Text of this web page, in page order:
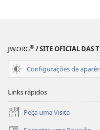
JW.ORG® / SITE OFICIAL DAS
Configurações de
Links rápidos
Peça uma Visita